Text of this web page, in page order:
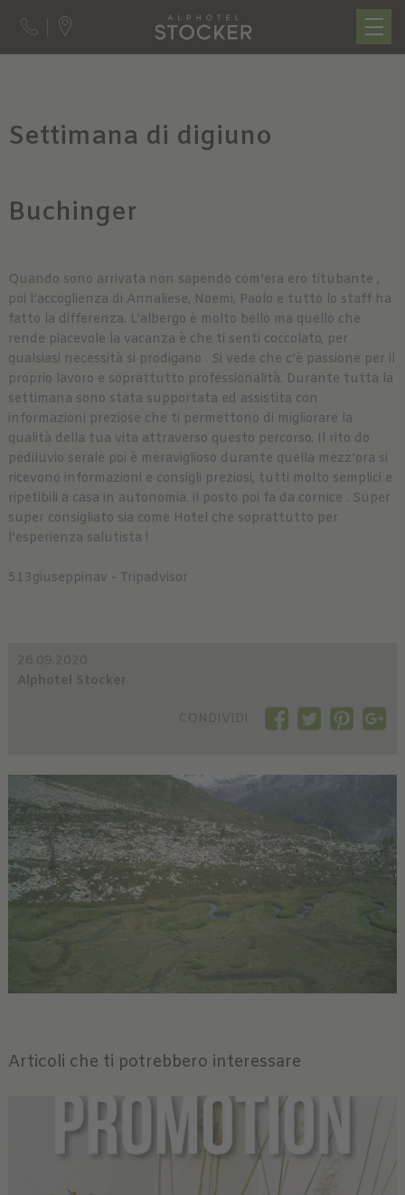
Settimana di digiuno
Buchinger
Quando sono arrivata non sapendo com’era ero titubante ,
poi l’accoglienza di Annaliese, Noemi, Paolo e tutto lo staff ha
fatto la differenza. L’albergo è molto bello ma quello che
rende piacevole la vacanza è che ti senti coccolato, per
qualsiasi necessità si prodigano . Si vede che c’è passione per il
proprio lavoro e soprattutto professionalità. Durante tutta la
settimana sono stata supportata ed assistita con
informazioni preziose che ti permettono di migliorare la
qualità della tua vita attraverso questo percorso. Il rito do
pediluvio serale poi è meraviglioso durante quella mezz’ora si
ricevono informazioni e consigli preziosi, tutti molto semplici e
ripetibili a casa in autonomia. il posto poi fa da cornice . Super
super consigliato sia come Hotel che soprattutto per
l’esperienza salutista !
513giuseppinav - Tripadvisor
Articoli che ti potrebbero interessare